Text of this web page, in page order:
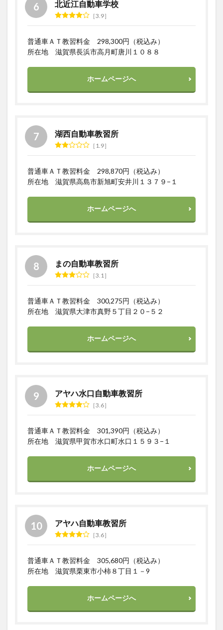
北近江自動車学校
3.9
普通車ＡＴ教習料金 298,300円（税込み）
所在地 滋賀県長浜市高月町唐川１０８８
ホームページへ
湖西自動車教習所
1.9
普通車ＡＴ教習料金 298,870円（税込み）
所在地 滋賀県高島市新旭町安井川１３７９−１
ホームページへ
まの自動車教習所
3.1
普通車ＡＴ教習料金 300,275円（税込み）
所在地 滋賀県大津市真野５丁目２０−５２
ホームページへ
アヤハ水口自動車教習所
3.6
普通車ＡＴ教習料金 301,390円（税込み）
所在地 滋賀県甲賀市水口町水口１５９３−１
ホームページへ
アヤハ自動車教習所
3.6
普通車ＡＴ教習料金 305,680円（税込み）
所在地 滋賀県栗東市小柿８丁目１－9
ホームページへ